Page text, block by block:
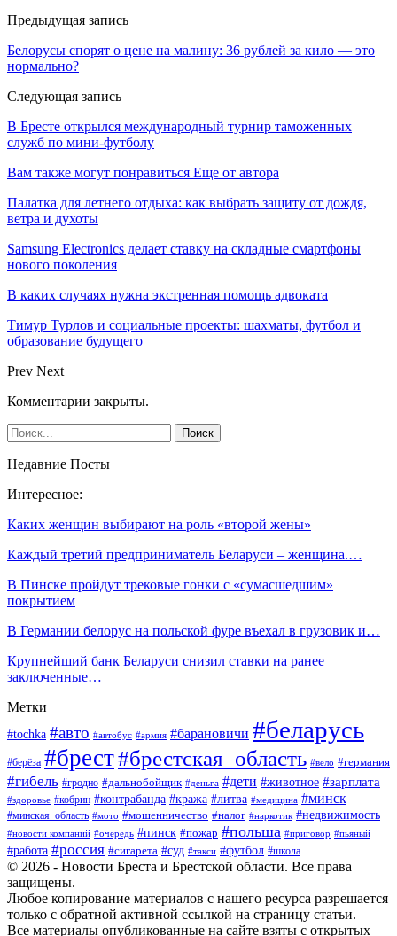
Предыдущая запись
Белорусы спорят о цене на малину: 36 рублей за кило — это
нормально?
Следующая запись
В Бресте открылся международный турнир таможенных
служб по мини-футболу
Вам также могут понравиться Еще от автора
Палатка для летнего отдыха: как выбрать защиту от дождя,
ветра и духоты
Samsung Electronics делает ставку на складные смартфоны
нового поколения
В каких случаях нужна экстренная помощь адвоката
Тимур Турлов и социальные проекты: шахматы, футбол и
образование будущего
Prev Next
Комментарии закрыты.
Недавние Посты
Интересное:
Каких женщин выбирают на роль «второй жены»
Каждый третий предприниматель Беларуси – женщина.…
В Пинске пройдут трековые гонки с «сумасшедшим»
покрытием
В Германии белорус на польской фуре въехал в грузовик и…
Крупнейший банк Беларуси снизил ставки на ранее
заключенные…
Метки
#tochka #авто #автобус #армия #барановичи #беларусь
#берёза #брест#брестская_область #вело #германия
#гибель #гродно #дальнобойщик #деньга #дети #животное #зарплата
#здоровье #кобрин #контрабанда #кража #литва #медицина #минск
#минская_область #мото #мошенничество #налог #наркотик #недвижимость
#новости компаний #очередь #пинск #пожар #польша #приговор #пьяный
#работа #россия #сигарета #суд #такси #футбол #школа
© 2026 - Новости Бреста и Брестской области. Все права
защищены.
Любое копирование материалов с нашего ресурса разрешается
только с обратной активной ссылкой на страницу статьи.
Все материалы опубликованные на сайте взяты с открытых